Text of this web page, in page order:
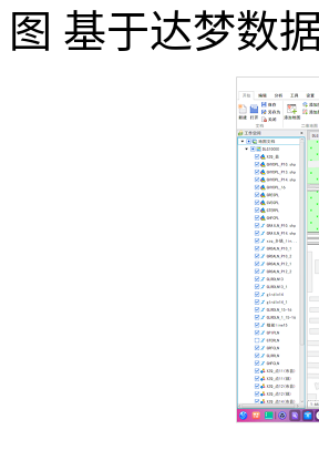
图 基于达梦数